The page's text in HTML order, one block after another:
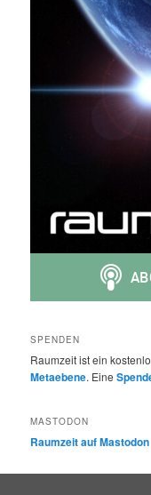
SPENDEN
Raumzeit ist ein
Metaebene. Eine
MASTODON
Raumzeit auf Mastodon